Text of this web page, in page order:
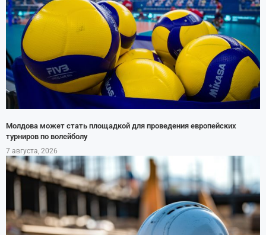
Молдова может стать площадкой для проведения европейских
турниров по волейболу
7 августа, 2026